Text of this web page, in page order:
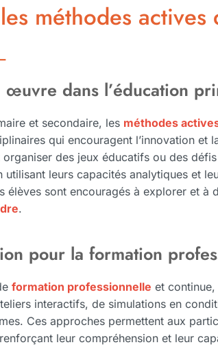
méthodes actives
œuvre dans l’éducation
et secondaire, les méthodes
qui encouragent l’innovation et
organiser des jeux éducatifs ou des
leurs capacités analytiques et
élèves sont encouragés à explorer et à
.
pour la formation
formation professionnelle et continue,
interactifs, de simulations en
Ces approches permettent aux
leur compréhension et leur